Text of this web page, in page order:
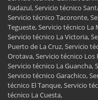
Radazul, Servicio técnico
Servicio técnico Tacoronte,
Tegueste, Servicio técnico La
Servicio técnico La Victoria,
Puerto de La Cruz, Servicio
Orotava, Servicio técnico Los
Servicio técnico La Guancha,
Servicio técnico Garachico,
técnico El Tanque, Servicio
técnico La Cuesta,